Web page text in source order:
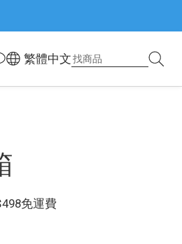
繁體中文
免運費